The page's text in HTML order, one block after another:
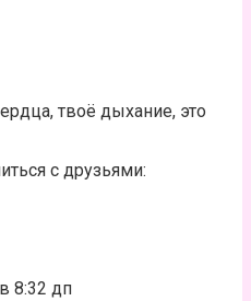
твоё дыхание, это
с друзьями:
8:32 дп